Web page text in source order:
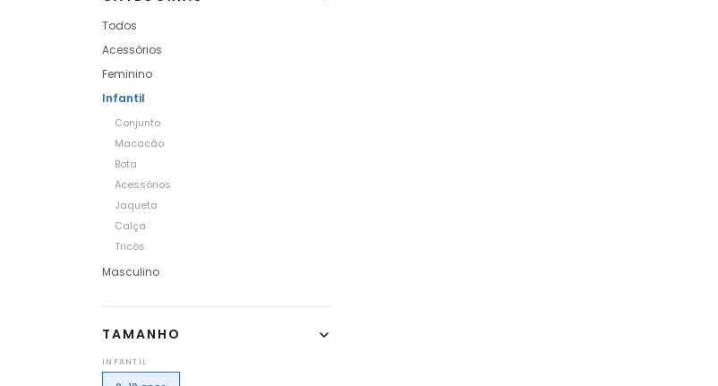
Todos
Acessórios
Feminino
Infantil
Conjunto
Macacão
Bota
Acessórios
Jaqueta
Calça
Tricôs
Masculino
TAMANHO
INFANTIL